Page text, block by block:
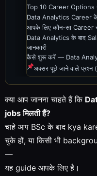
Top 10 Career
Data Analytics Career के
आपके लिए कौन-सा Career
Data Analytics के बाद
जानकारी
कैसे शुरू करें — Data
अक्सर पूछे जाने वाले प्रश्न
क्या आप जानना चाहते हैं कि
jobs मिलती हैं?
चाहे आप BSc के बाद kya
चुके हों, या किसी भी
—
यह guide आपके लिए है।